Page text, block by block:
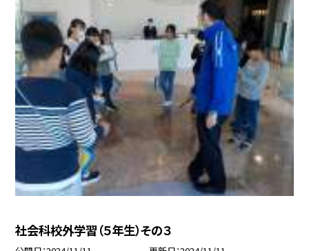
社会科校外学習（５年生）その３